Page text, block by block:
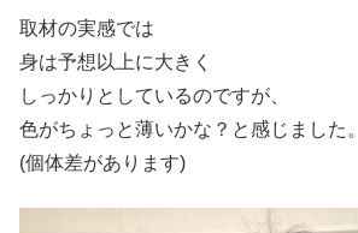
取材の実感では
身は予想以上に大きく
しっかりとしているのですが、
色がちょっと薄いかな？と感じました。
(個体差があります)